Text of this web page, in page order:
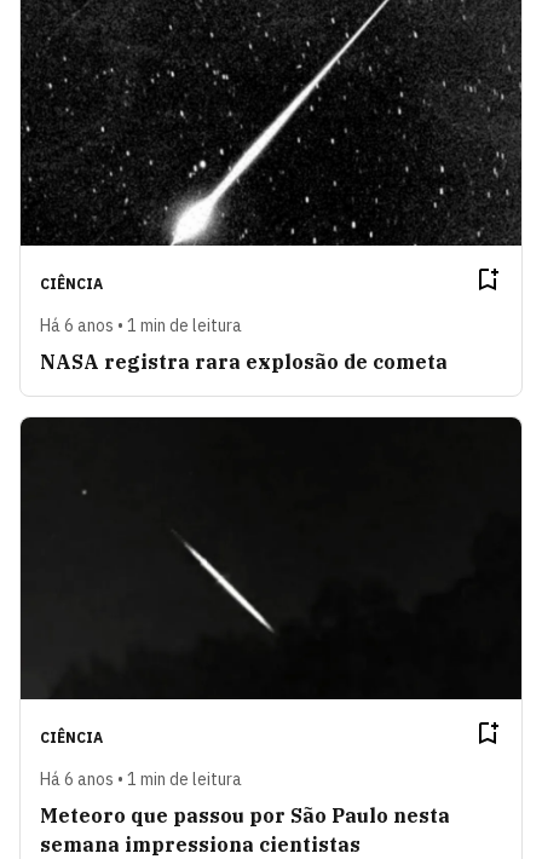
CIÊNCIA
Há 6 anos • 1 min de leitura
NASA registra rara explosão de cometa
CIÊNCIA
Há 6 anos • 1 min de leitura
Meteoro que passou por São Paulo nesta
semana impressiona cientistas